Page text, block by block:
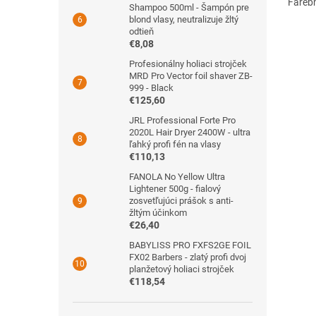
Shampoo 500ml - Šampón pre
blond vlasy, neutralizuje žltý
odtieň
€8,08
Profesionálny holiaci strojček
MRD Pro Vector foil shaver ZB-
999 - Black
€125,60
JRL Professional Forte Pro
2020L Hair Dryer 2400W - ultra
ľahký profi fén na vlasy
€110,13
FANOLA No Yellow Ultra
Lightener 500g - fialový
zosvetľujúci prášok s anti-
žltým účinkom
€26,40
BABYLISS PRO FXFS2GE FOIL
FX02 Barbers - zlatý profi dvoj
planžetový holiaci strojček
€118,54